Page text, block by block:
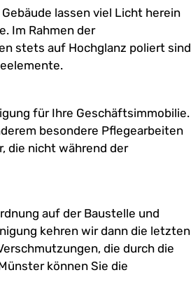
lassen viel Licht herein
Im Rahmen der
stets auf Hochglanz poliert sind
für Ihre Geschäftsimmobilie.
besondere Pflegearbeiten
die nicht während der
auf der Baustelle und
kehren wir dann die letzten
die durch die
können Sie die